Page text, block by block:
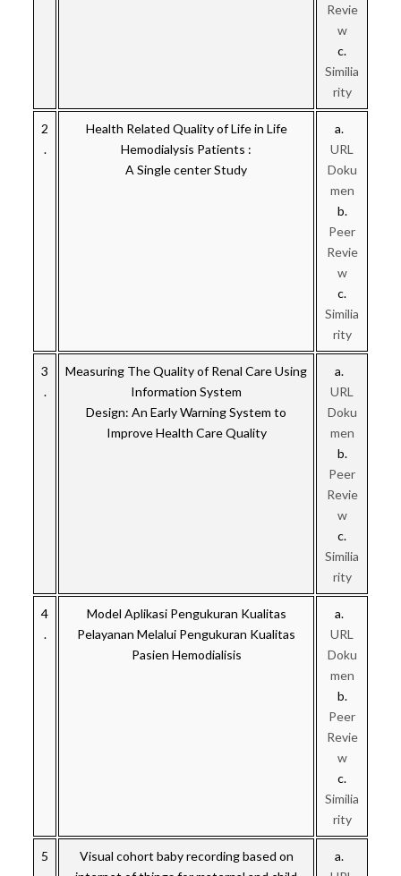
Revie
w
c.
Similia
rity
2
.
Health Related Quality of Life in Life
Hemodialysis Patients :
A Single center Study
a.
URL
Doku
men
b.
Peer
Revie
w
c.
Similia
rity
3
.
Measuring The Quality of Renal Care Using
Information System
Design: An Early Warning System to
Improve Health Care Quality
a.
URL
Doku
men
b.
Peer
Revie
w
c.
Similia
rity
4
.
Model Aplikasi Pengukuran Kualitas
Pelayanan Melalui Pengukuran Kualitas
Pasien Hemodialisis
a.
URL
Doku
men
b.
Peer
Revie
w
c.
Similia
rity
5
Visual cohort baby recording based on
a.